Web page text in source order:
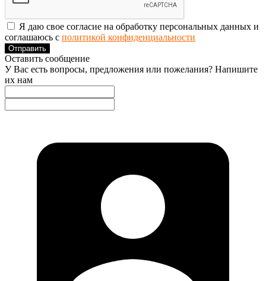
Я даю свое согласие на обработку персональных данных и
соглашаюсь с политикой конфиденциальности
Отправить
Оставить сообщение
У Вас есть вопросы, предложения или пожелания? Напишите
их нам